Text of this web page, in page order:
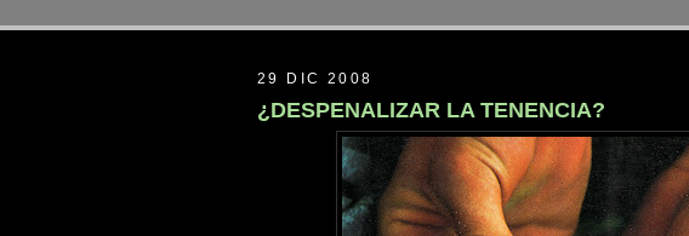
29 DIC 2008
¿DESPENALIZAR LA TENENCIA?